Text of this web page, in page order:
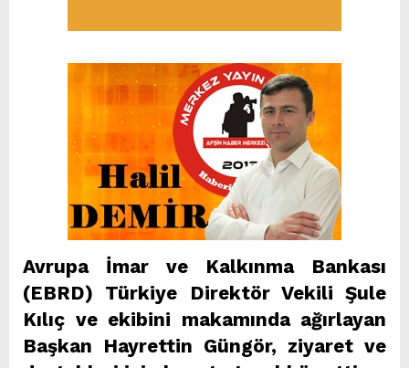
Avrupa İmar ve Kalkınma Bankası
(EBRD) Türkiye Direktör Vekili Şule
Kılıç ve ekibini makamında ağırlayan
Başkan Hayrettin Güngör, ziyaret ve